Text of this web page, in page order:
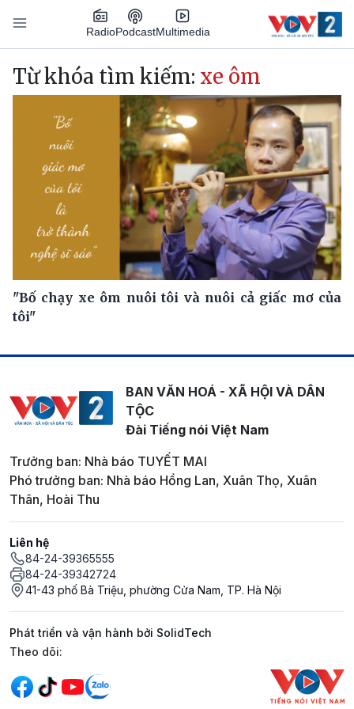
Nhảy đến nội dung
RadioPodcastMultimedia
Main navigation
Từ khóa tìm kiếm: xe ôm
"Bố chạy xe ôm nuôi tôi và nuôi cả giấc mơ của
tôi"
BAN VĂN HOÁ - XÃ HỘI VÀ DÂN
TỘC
Đài Tiếng nói Việt Nam
Trưởng ban: Nhà báo TUYẾT MAI
Phó trưởng ban: Nhà báo Hồng Lan, Xuân Thọ, Xuân
Thân, Hoài Thu
Liên hệ
84-24-39365555
84-24-39342724
41-43 phố Bà Triệu, phường Cửa Nam, TP. Hà Nội
Phát triển và vận hành bởi SolidTech
Mạng xã hội
Theo dõi: